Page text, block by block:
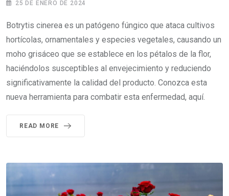
25 DE ENERO DE 2024
Botrytis cinerea es un patógeno fúngico que ataca cultivos
hortícolas, ornamentales y especies vegetales, causando un
moho grisáceo que se establece en los pétalos de la flor,
haciéndolos susceptibles al envejecimiento y reduciendo
significativamente la calidad del producto. Conozca esta
nueva herramienta para combatir esta enfermedad, aquí.
READ MORE